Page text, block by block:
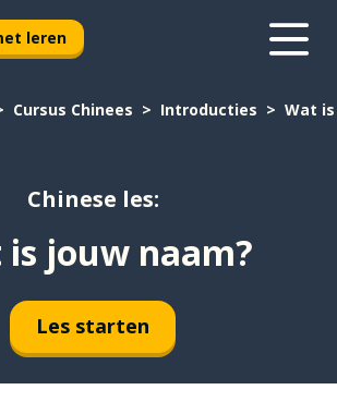
leren
Cursus Chinees Introducties Wat
Chinese les:
jouw naam?
Les starten